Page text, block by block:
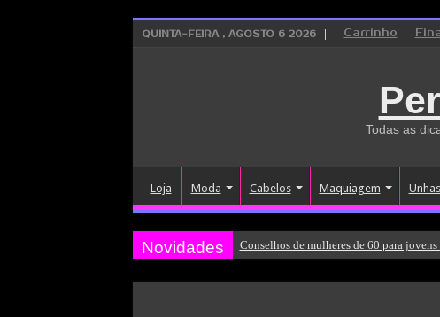
QUINTA-FEIRA , AGOSTO 6 2026 Carrinho
Todas as
Loja Moda Cabelos Maquiagem Unhas
Novidades Conselhos de mulheres de 60 para jovens